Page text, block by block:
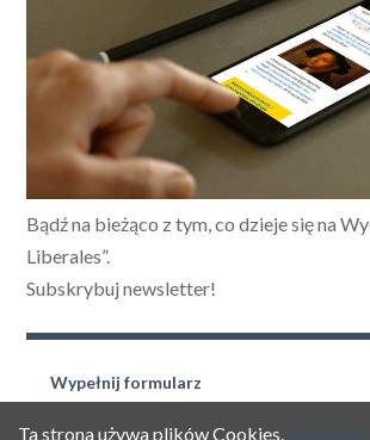
Bądź na bieżąco z tym, co dzieje się na
Liberales”.
Subskrybuj newsletter!
Wypełnij formularz
Ta strona używa plików Cookies.